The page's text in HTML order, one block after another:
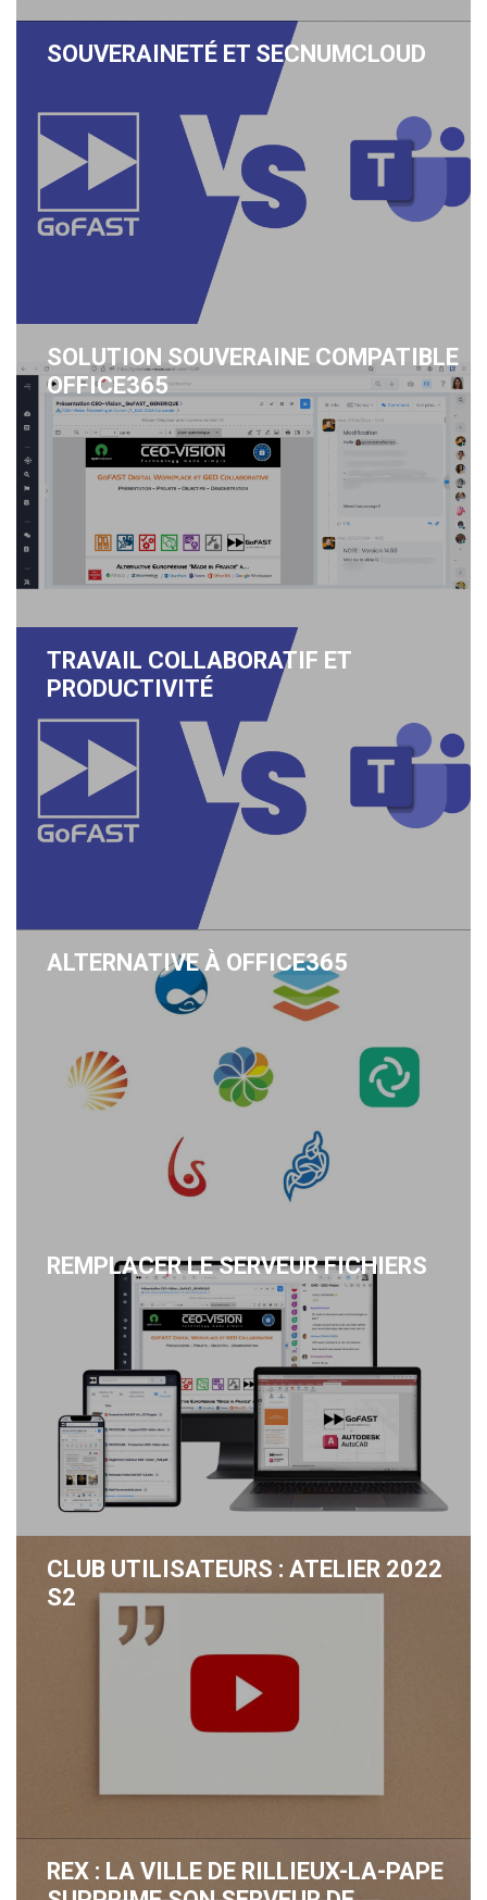
SOUVERAINETÉ ET SECNUMCLOUD
SOLUTION SOUVERAINE COMPATIBLE
OFFICE365
TRAVAIL COLLABORATIF ET
PRODUCTIVITÉ
ALTERNATIVE À OFFICE365
REMPLACER LE SERVEUR FICHIERS
CLUB UTILISATEURS : ATELIER 2022
S2
REX : LA VILLE DE RILLIEUX-LA-PAPE